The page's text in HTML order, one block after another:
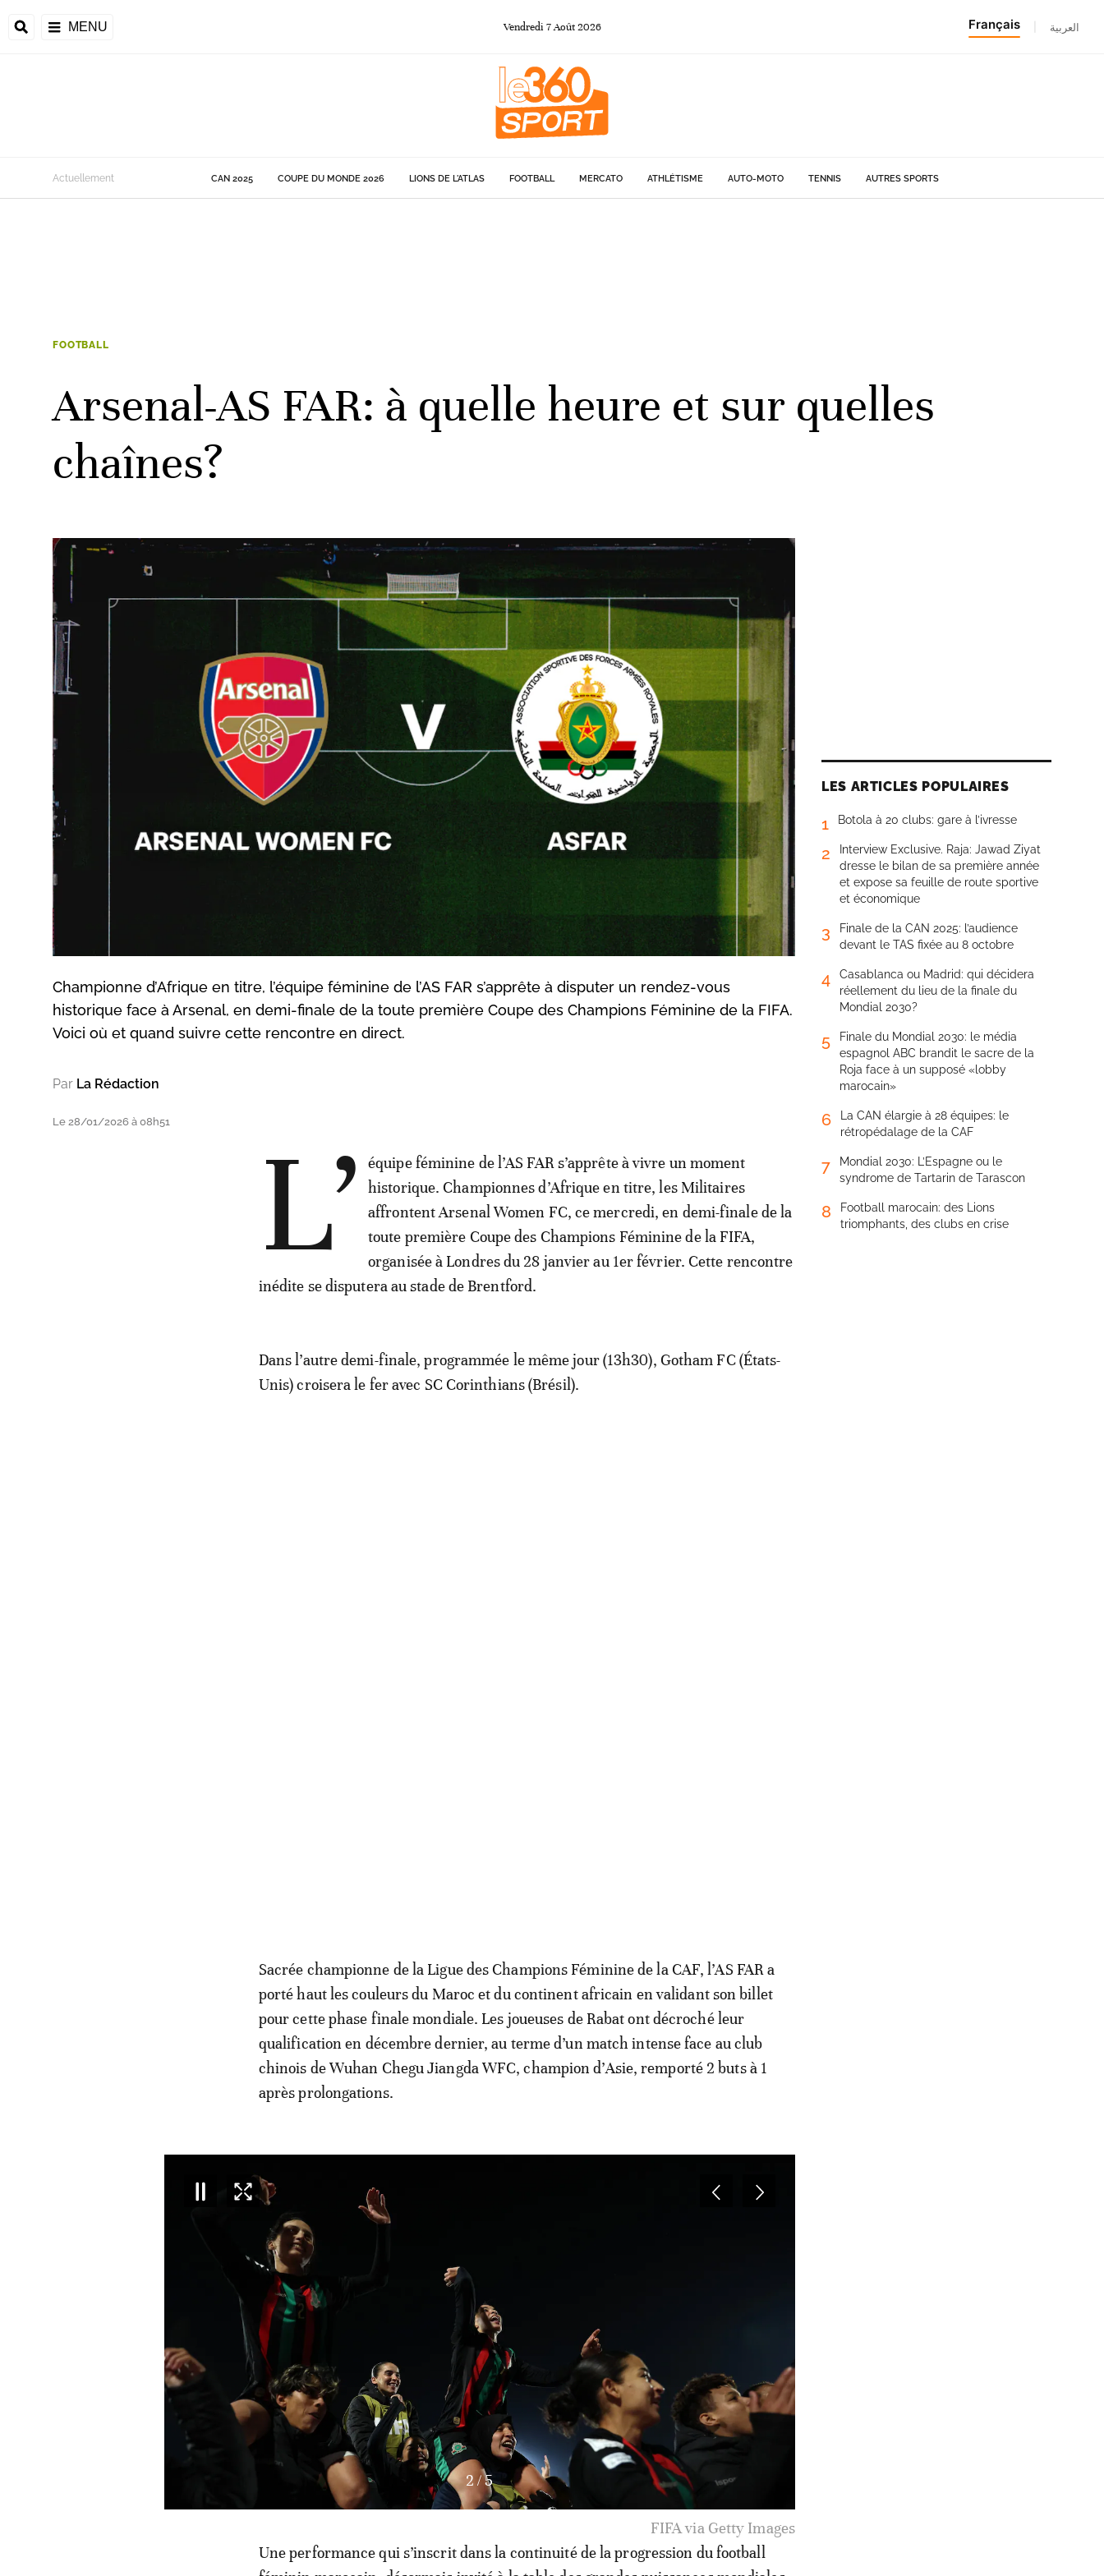
MENU Vendredi 7Août 2026 Français العربية
de la CAF
Actuellement CAN 2025 COUPE DU MONDE 2026 LIONS DE L'ATLAS FOOTBALL MERCATO ATHLÉTISME AUTO-MOTO TENNIS AUTRES SPORTS
FOOTBALL
Arsenal-AS FAR: à quelle heure et sur quelles
chaînes?
Championne d’Afrique en titre, l’équipe féminine de l’AS FAR s’apprête à disputer un rendez-vous
historique face à Arsenal, en demi-finale de la toute première Coupe des Champions Féminine de la FIFA.
Voici où et quand suivre cette rencontre en direct.
Par La Rédaction
Le 28/01/2026 à 08h51 L’
équipe féminine de l’AS FAR s’apprête à vivre un moment
historique. Championnes d’Afrique en titre, les Militaires
affrontent Arsenal Women FC, ce mercredi, en demi-finale de la
toute première Coupe des Champions Féminine de la FIFA,
organisée à Londres du 28 janvier au 1er février. Cette rencontre
inédite se disputera au stade de Brentford.
Dans l’autre demi-finale, programmée le même jour (13h30), Gotham FC (États-
Unis) croisera le fer avec SC Corinthians (Brésil).
Sacrée championne de la Ligue des Champions Féminine de la CAF, l’AS FAR a
porté haut les couleurs du Maroc et du continent africain en validant son billet
pour cette phase finale mondiale. Les joueuses de Rabat ont décroché leur
qualification en décembre dernier, au terme d’un match intense face au club
chinois de Wuhan Chegu Jiangda WFC, champion d’Asie, remporté 2 buts à 1
après prolongations.
3 /5
FIFA via Getty Images
Une performance qui s’inscrit dans la continuité de la progression du football
LES ARTICLES POPULAIRES
1 Botola à 20 clubs: gare à l’ivresse
2
Interview Exclusive. Raja: Jawad Ziyat
dresse le bilan de sa première année
et expose sa feuille de route sportive
et économique
3
Finale de la CAN 2025: l’audience
devant le TAS fixée au 8 octobre
4
Casablanca ou Madrid: qui décidera
réellement du lieu de la finale du
Mondial 2030?
5
Finale du Mondial 2030: le média
espagnol ABC brandit le sacre de la
Roja face à un supposé «lobby
marocain»
6
La CAN élargie à 28 équipes: le
rétropédalage de la CAF
7
Mondial 2030: L’Espagne ou le
syndrome de Tartarin de Tarascon
8
Football marocain: des Lions
triomphants, des clubs en crise